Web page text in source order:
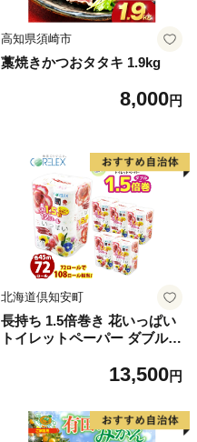
高知県須崎市
藁焼きかつおタタキ 1.9kg
8,000円
北海道倶知安町
長持ち 1.5倍巻き 花いっぱい
トイレットペーパー ダブル 4
プリント ハーブ 香り付き 日
品 備蓄 送料無料 北海道 倶知
13,500円